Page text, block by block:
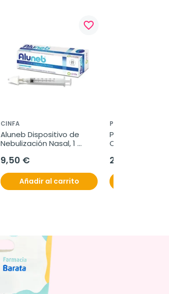
favorite_border
CINFA
Aluneb Dispositivo de
Nebulización Nasal, 1
9,50 €
Añadir al carrito
PURO OMEGA
Puro Omega
Omega-3
29,25 €